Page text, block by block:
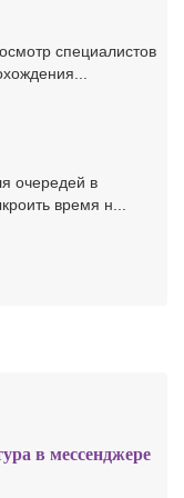
специалистов
очередей в
время н...
в мессенджере